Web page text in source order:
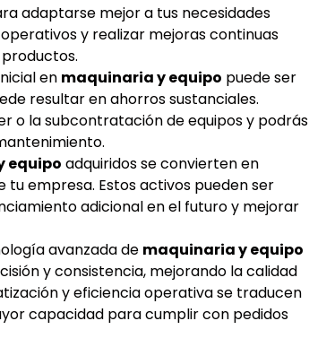
adaptarse mejor a tus necesidades
y realizar mejoras continuas
en maquinaria y equipo puede ser
resultar en ahorros sustanciales.
o la subcontratación de equipos y podrás
equipo adquiridos se convierten en
empresa. Estos activos pueden ser
adicional en el futuro y mejorar
avanzada de maquinaria y equipo
y consistencia, mejorando la calidad
y eficiencia operativa se traducen
capacidad para cumplir con pedidos